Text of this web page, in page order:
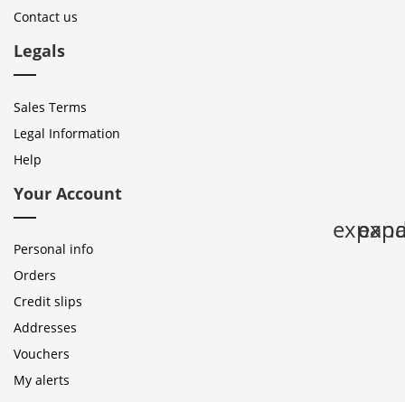
Contact us
Legals
Sales Terms
Legal Information
Help
Your Account
Personal info
Orders
Credit slips
Addresses
Vouchers
My alerts